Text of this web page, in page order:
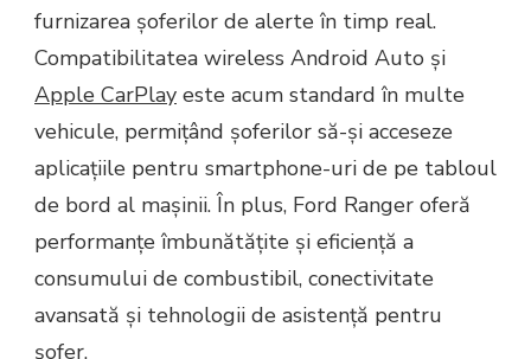
furnizarea șoferilor de alerte în timp real.
Compatibilitatea wireless Android Auto și
Apple CarPlay este acum standard în multe
vehicule, permițând șoferilor să-și acceseze
aplicațiile pentru smartphone-uri de pe tabloul
de bord al mașinii. În plus, Ford Ranger oferă
performanțe îmbunătățite și eficiență a
consumului de combustibil, conectivitate
avansată și tehnologii de asistență pentru
șofer.